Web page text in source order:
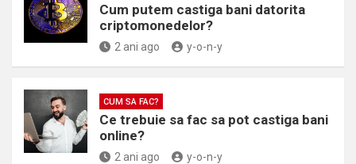
Cum putem castiga bani datorita
criptomonedelor?
2 ani ago y-o-n-y
CUM SA FAC?
Ce trebuie sa fac sa pot castiga bani
online?
2 ani ago y-o-n-y